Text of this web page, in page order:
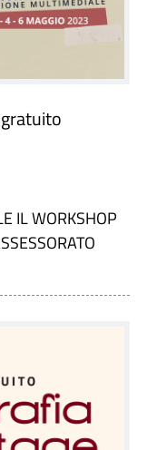
IL WORKSHOP